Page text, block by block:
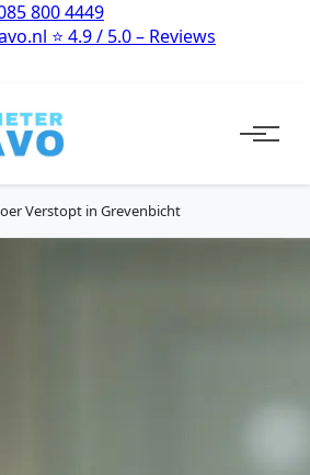
800 4449
⭐ 4.9 / 5.0 – Reviews
Verstopt in Grevenbicht